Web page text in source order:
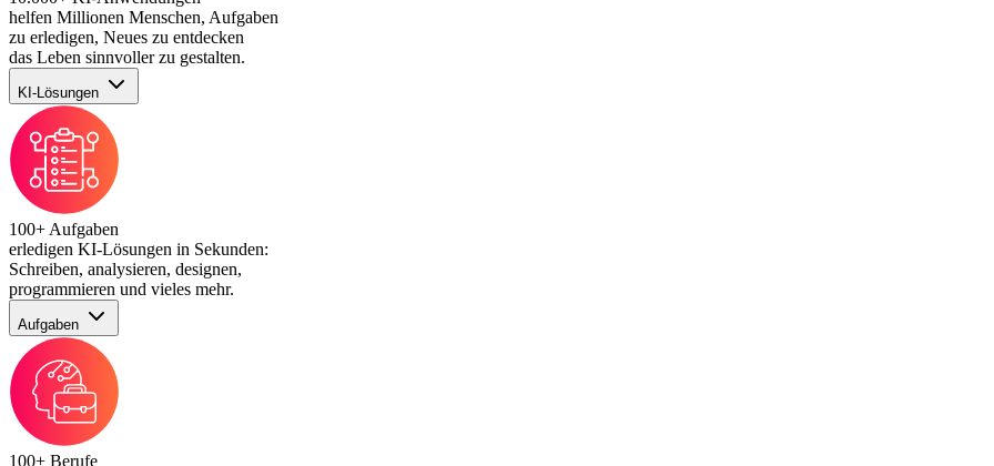
helfen Millionen Menschen, Aufgaben
zu erledigen, Neues zu entdecken
das Leben sinnvoller zu gestalten.
KI-Lösungen
100+ Aufgaben
erledigen KI-Lösungen in Sekunden:
Schreiben, analysieren, designen,
programmieren und vieles mehr.
Aufgaben
100+ Berufe